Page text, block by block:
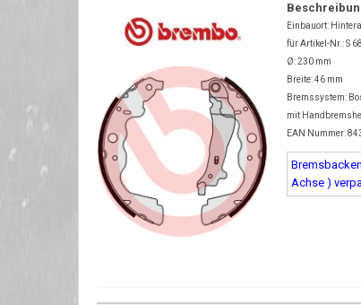
Einbauort:
für Artikel-Nr.: S
Ø: 230 mm
Breite: 46 mm
Bremssystem:
mit
EAN Nummer:
Achse )